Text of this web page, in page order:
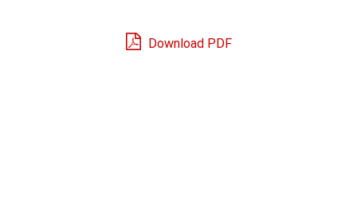
Download PDF